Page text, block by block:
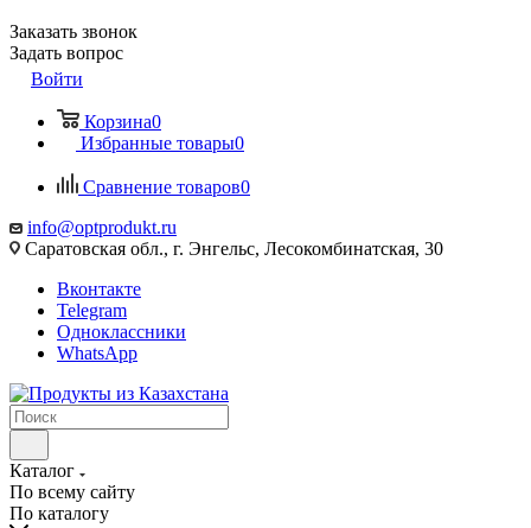
Заказать звонок
Задать вопрос
Войти
Корзина0
Избранные товары0
Сравнение товаров0
info@optprodukt.ru
Саратовская обл., г. Энгельс, Лесокомбинатская, 30
Вконтакте
Telegram
Одноклассники
WhatsApp
Каталог
По всему сайту
По каталогу